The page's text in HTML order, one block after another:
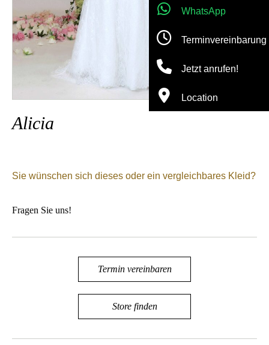
Alicia
Sie wünschen sich dieses oder ein vergleichbares Kleid?
Fragen Sie uns!
Termin vereinbaren
Store finden
WhatsApp
Terminvereinbarung
Jetzt anrufen!
Location